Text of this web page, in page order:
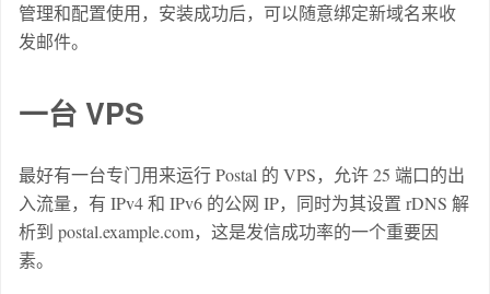
管理和配置使用，安装成功后，可以随意绑定新域名来收
发邮件。
一台 VPS
最好有一台专门用来运行 Postal 的 VPS，允许 25 端口的出
入流量，有 IPv4 和 IPv6 的公网 IP，同时为其设置 rDNS 解
析到 postal.example.com，这是发信成功率的一个重要因
素。